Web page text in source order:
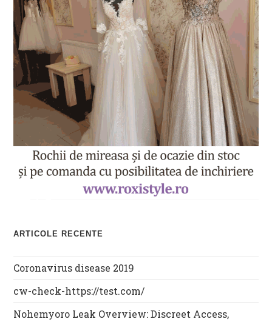
ARTICOLE RECENTE
Coronavirus disease 2019
cw-check-https://test.com/
Nohemyoro Leak Overview: Discreet Access,